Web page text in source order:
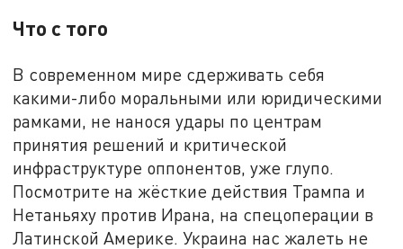
Что с того
В современном мире сдерживать себя
какими-либо моральными или юридическими
рамками, не нанося удары по центрам
принятия решений и критической
инфраструктуре оппонентов, уже глупо.
Посмотрите на жёсткие действия Трампа и
Нетаньяху против Ирана, на спецоперации в
Латинской Америке. Украина нас жалеть не